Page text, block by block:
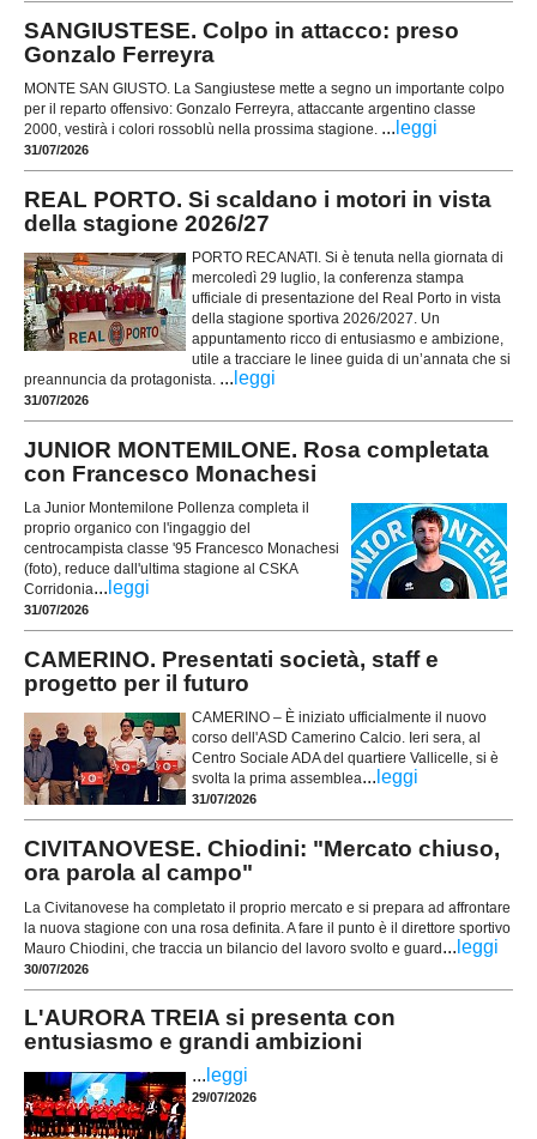
SANGIUSTESE. Colpo in attacco: preso
Gonzalo Ferreyra
MONTE SAN GIUSTO. La Sangiustese mette a segno un importante colpo
per il reparto offensivo: Gonzalo Ferreyra, attaccante argentino classe
2000, vestirà i colori rossoblù nella prossima stagione. ... leggi
31/07/2026
REAL PORTO. Si scaldano i motori in vista
della stagione 2026/27
PORTO RECANATI. Si è tenuta nella giornata di
mercoledì 29 luglio, la conferenza stampa
ufficiale di presentazione del Real Porto in vista
della stagione sportiva 2026/2027. Un
appuntamento ricco di entusiasmo e ambizione,
utile a tracciare le linee guida di un’annata che si
preannuncia da protagonista. ... leggi
31/07/2026
JUNIOR MONTEMILONE. Rosa completata
con Francesco Monachesi
La Junior Montemilone Pollenza completa il
proprio organico con l'ingaggio del
centrocampista classe '95 Francesco Monachesi
(foto), reduce dall'ultima stagione al CSKA
Corridonia... leggi
31/07/2026
CAMERINO. Presentati società, staff e
progetto per il futuro
CAMERINO – È iniziato ufficialmente il nuovo
corso dell'ASD Camerino Calcio. Ieri sera, al
Centro Sociale ADA del quartiere Vallicelle, si è
svolta la prima assemblea... leggi
31/07/2026
CIVITANOVESE. Chiodini: "Mercato chiuso,
ora parola al campo"
La Civitanovese ha completato il proprio mercato e si prepara ad affrontare
la nuova stagione con una rosa definita. A fare il punto è il direttore sportivo
Mauro Chiodini, che traccia un bilancio del lavoro svolto e guard... leggi
30/07/2026
L'AURORA TREIA si presenta con
entusiasmo e grandi ambizioni
... leggi
29/07/2026